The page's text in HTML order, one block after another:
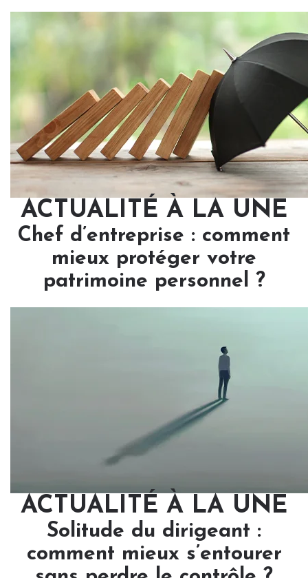
ACTUALITÉ À LA UNE
Chef d’entreprise : comment
mieux protéger votre
patrimoine personnel ?
ACTUALITÉ À LA UNE
Solitude du dirigeant :
comment mieux s’entourer